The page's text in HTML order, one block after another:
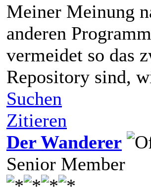
Meiner Meinung
anderen
vermeidet so das
Repository sind,
Suchen
Zitieren
Der Wanderer
Senior Member